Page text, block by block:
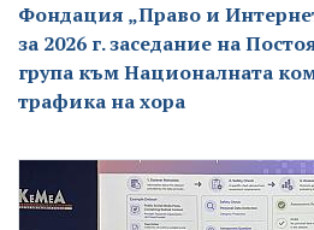
Фондация „Право и
за 2026 г. заседание на
група към Националната
трафика на хора